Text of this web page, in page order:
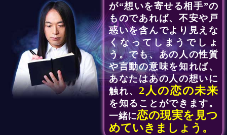
が“想いを寄せる相手”の
ものであれば、不安や戸
惑いを含んでより見えな
くなってしまうでしょ
う。でも、あの人の性質
や言動の意味を知れば、
あなたはあの人の想いに
触れ、 2人の恋の未来
を知ることができます。
一緒に恋の現実を見つ
めていきましょう。